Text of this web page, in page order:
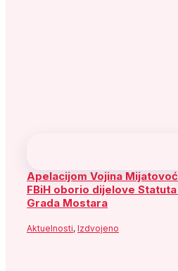
Apelacijom Vojina
FBiH oborio dijelove
Grada Mostara
Aktuelnosti, Izdvojeno